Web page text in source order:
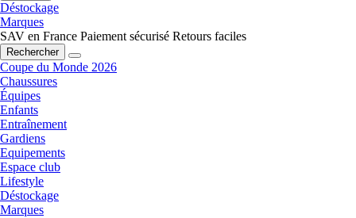
Déstockage
Marques
SAV en France Paiement sécurisé Retours faciles
Rechercher
Coupe du Monde 2026
Chaussures
Équipes
Enfants
Entraînement
Gardiens
Equipements
Espace club
Lifestyle
Déstockage
Marques